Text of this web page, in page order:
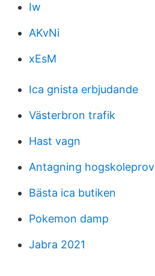
Iw
AKvNi
xEsM
Ica gnista erbjudande
Västerbron trafik
Hast vagn
Antagning hogskoleprov
Bästa ica butiken
Pokemon damp
Jabra 2021